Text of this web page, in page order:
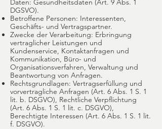
Daten: Gesundheitsdaten (Art. 9 Abs. 1
DGSVO).
Betroffene Personen: Interessenten,
Geschäfts- und Vertragspartner.
Zwecke der Verarbeitung: Erbringung
vertraglicher Leistungen und
Kundenservice, Kontaktanfragen und
Kommunikation, Büro- und
Organisationsverfahren, Verwaltung und
Beantwortung von Anfragen.
Rechtsgrundlagen: Vertragserfüllung und
vorvertragliche Anfragen (Art. 6 Abs. 1 S. 1
lit. b. DSGVO), Rechtliche Verpflichtung
(Art. 6 Abs. 1 S. 1 lit. c. DSGVO),
Berechtigte Interessen (Art. 6 Abs. 1 S. 1 lit.
f. DSGVO).